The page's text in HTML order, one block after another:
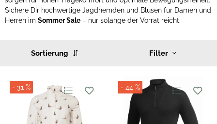
Sichere Dir hochwertige Jagdhemden und Blusen für Damen und
Herren im Sommer Sale – nur solange der Vorrat reicht.
Filter
Sortierung
- 31 % - 44 %